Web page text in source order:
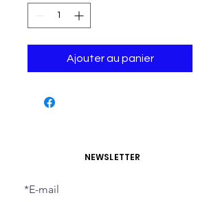
Ajouter au panier
NEWSLETTER